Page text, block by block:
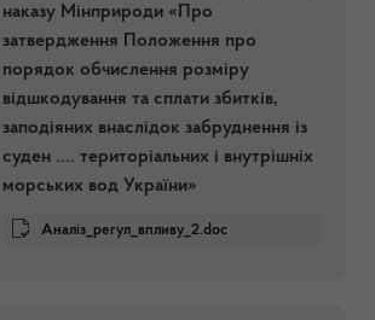
наказу Мінприроди «Про
затвердження Положення про
порядок обчислення розміру
відшкодування та сплати збитків,
заподіяних внаслідок забруднення із
суден .... територіальних і внутрішніх
морських вод України»
Аналіз_регул_впливу_2.doc